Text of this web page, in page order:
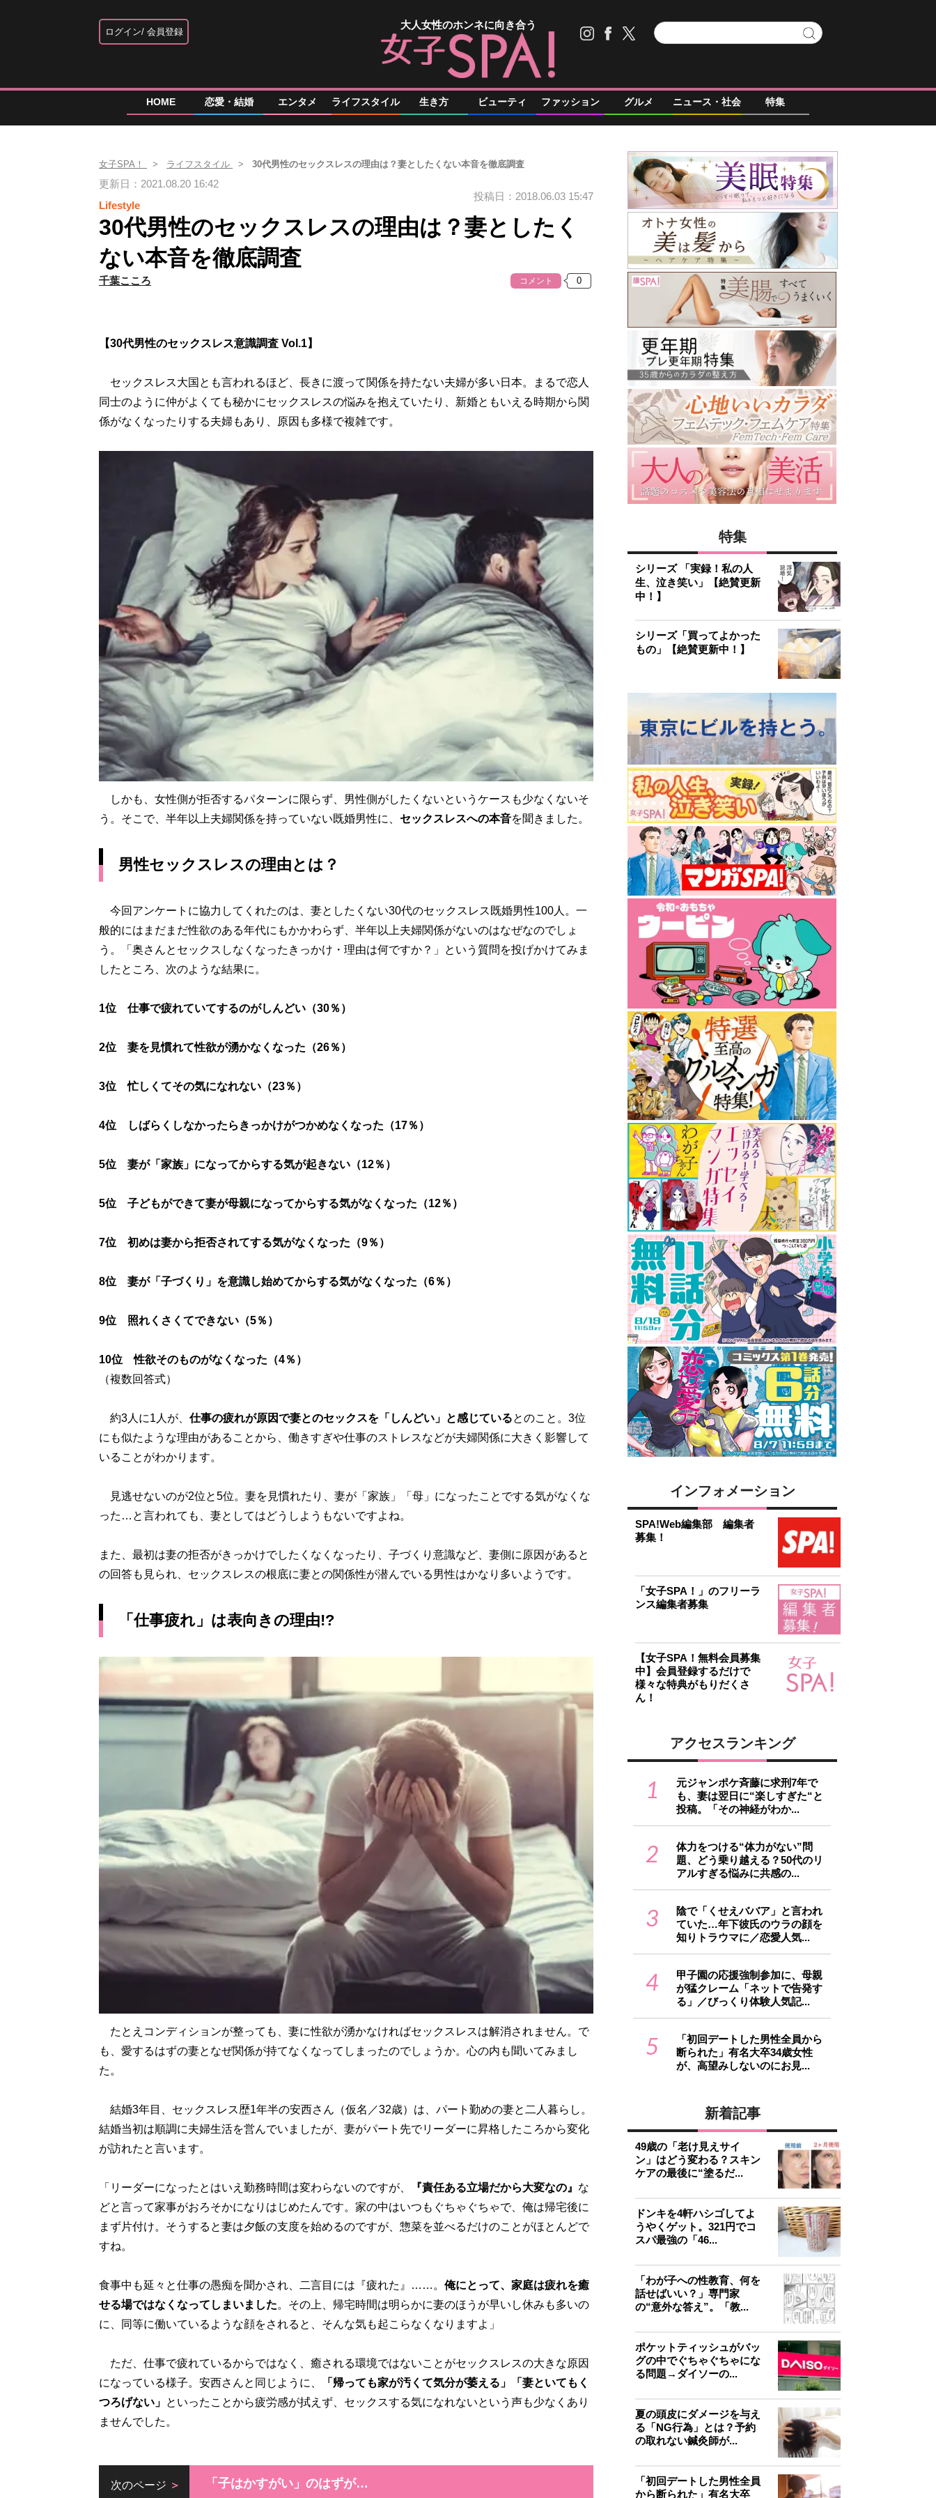
ログイン 会員登録
大人女性のホンネに向き合う
HOME 恋愛・結婚 エンタメ ライフスタイル 生き方 ビューティ ファッション グルメ ニュース・社会 特集
女子SPA！ ライフスタイル 30代男性のセックスレスの理由は？妻としたくない本音を徹底調査
更新日：2021.08.20 16:42
Lifestyle
投稿日：2018.06.03 15:47
30代男性のセックスレスの理由は？妻としたく
ない本音を徹底調査
千葉こころ コメント
【30代男性のセックスレス意識調査 Vol.1】
セックスレス大国とも言われるほど、長きに渡って関係を持たない夫婦が多い日本。まるで恋人
同士のように仲がよくても秘かにセックスレスの悩みを抱えていたり、新婚ともいえる時期から関
係がなくなったりする夫婦もあり、原因も多様で複雑です。
しかも、女性側が拒否するパターンに限らず、男性側がしたくないというケースも少なくないそ
う。そこで、半年以上夫婦関係を持っていない既婚男性に、 セックスレスへの本音を聞きました。
男性セックスレスの理由とは？
今回アンケートに協力してくれたのは、妻としたくない30代のセックスレス既婚男性100人。一
般的にはまだまだ性欲のある年代にもかかわらず、半年以上夫婦関係がないのはなぜなのでしょ
う。「奥さんとセックスしなくなったきっかけ・理由は何ですか？」という質問を投げかけてみま
したところ、次のような結果に。
1位 仕事で疲れていてするのがしんどい（30％）
2位 妻を見慣れて性欲が湧かなくなった（26％）
3位 忙しくてその気になれない（23％）
4位 しばらくしなかったらきっかけがつかめなくなった（17％）
5位 妻が「家族」になってからする気が起きない（12％）
5位 子どもができて妻が母親になってからする気がなくなった（12％）
7位 初めは妻から拒否されてする気がなくなった（9％）
8位 妻が「子づくり」を意識し始めてからする気がなくなった（6％）
9位 照れくさくてできない（5％）
10位 性欲そのものがなくなった（4％）
（複数回答式）
約3人に1人が、 仕事の疲れが原因で妻とのセックスを「しんどい」と感じているとのこと。3位
にも似たような理由があることから、働きすぎや仕事のストレスなどが夫婦関係に大きく影響して
いることがわかります。
見逃せないのが2位と5位。妻を見慣れたり、妻が「家族」「母」になったことでする気がなくな
った…と言われても、妻としてはどうしようもないですよね。
また、最初は妻の拒否がきっかけでしたくなくなったり、子づくり意識など、妻側に原因があると
の回答も見られ、セックスレスの根底に妻との関係性が潜んでいる男性はかなり多いようです。
「仕事疲れ」は表向きの理由!?
たとえコンディションが整っても、妻に性欲が湧かなければセックスレスは解消されません。で
も、愛するはずの妻となぜ関係が持てなくなってしまったのでしょうか。心の内も聞いてみまし
た。
結婚3年目、セックスレス歴1年半の安西さん（仮名／32歳）は、パート勤めの妻と二人暮らし。
結婚当初は順調に夫婦生活を営んでいましたが、妻がパート先でリーダーに昇格したころから変化
が訪れたと言います。
「リーダーになったとはいえ勤務時間は変わらないのですが、 『責任ある立場だから大変なの』 な
どと言って家事がおろそかになりはじめたんです。家の中はいつもぐちゃぐちゃで、俺は帰宅後に
まず片付け。そうすると妻は夕飯の支度を始めるのですが、惣菜を並べるだけのことがほとんどで
すね。
食事中も延々と仕事の愚痴を聞かされ、二言目には『疲れた』……。 俺にとって、家庭は疲れを癒
せる場ではなくなってしまいました。その上、帰宅時間は明らかに妻のほうが早いし休みも多いの
に、同等に働いているような顔をされると、そんな気も起こらなくなりますよ」
ただ、仕事で疲れているからではなく、癒される環境ではないことがセックスレスの大きな原因
になっている様子。安西さんと同じように、
「帰っても家が汚くて気分が萎える」「妻といてもく
つろげない」 といったことから疲労感が拭えず、セックスする気になれないという声も少なくあり
ませんでした。
次のページ 「子はかすがい」のはずが…
特集
シリーズ 「実録！私の人
生、泣き笑い」【絶賛更新
中！】
シリーズ「買ってよかった
もの」【絶賛更新中！】
インフォメーション
SPA!Web編集部 編集者
募集！
「女子SPA！」のフリーラ
ンス編集者募集
【女子SPA！無料会員募集
中】会員登録するだけで
様々な特典がもりだくさ
ん！
アクセスランキング
1
元ジャンポケ斉藤に求刑7年で
も、妻は翌日に“楽しすぎた“と
投稿。「その神経がわか...
2
体力をつける“体力がない”問
題、どう乗り越える？50代のリ
アルすぎる悩みに共感の...
3
陰で「くせえババア」と言われ
ていた…年下彼氏のウラの顔を
知りトラウマに／恋愛人気...
4
甲子園の応援強制参加に、母親
が猛クレーム「ネットで告発す
る」／びっくり体験人気記...
5
「初回デートした男性全員から
断られた」有名大卒34歳女性
が、高望みしないのにお見...
新着記事
49歳の「老け見えサイ
ン」はどう変わる？スキン
ケアの最後に“塗るだ...
ドンキを4軒ハシゴしてよ
うやくゲット。321円でコ
スパ最強の「46...
「わが子への性教育、何を
話せばいい？」専門家
の“意外な答え”。「教...
ポケットティッシュがバッ
グの中でぐちゃぐちゃにな
る問題→ダイソーの...
夏の頭皮にダメージを与え
る「NG行為」とは？予約
の取れない鍼灸師が...
「初回デートした男性全員
から断られた」有名大卒